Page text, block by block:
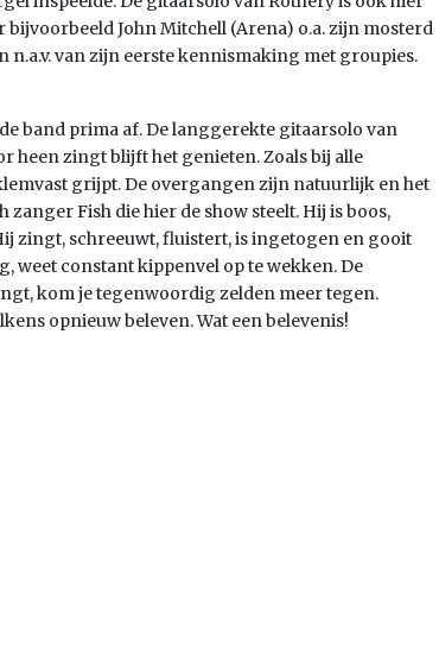
John Mitchell (Arena) o.a. zijn mosterd
n.a.v. van zijn eerste kennismaking met groupies.
band prima af. De langgerekte gitaarsolo van
heen zingt blijft het genieten. Zoals bij alle
grijpt. De overgangen zijn natuurlijk en het
Fish die hier de show steelt. Hij is boos,
zingt, schreeuwt, fluistert, is ingetogen en gooit
weet constant kippenvel op te wekken. De
kom je tegenwoordig zelden meer tegen.
opnieuw beleven. Wat een belevenis!